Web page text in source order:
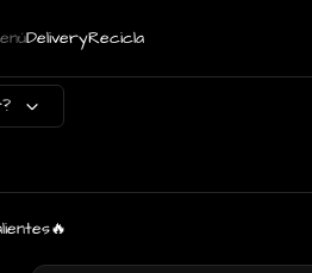
DeliveryRecicla